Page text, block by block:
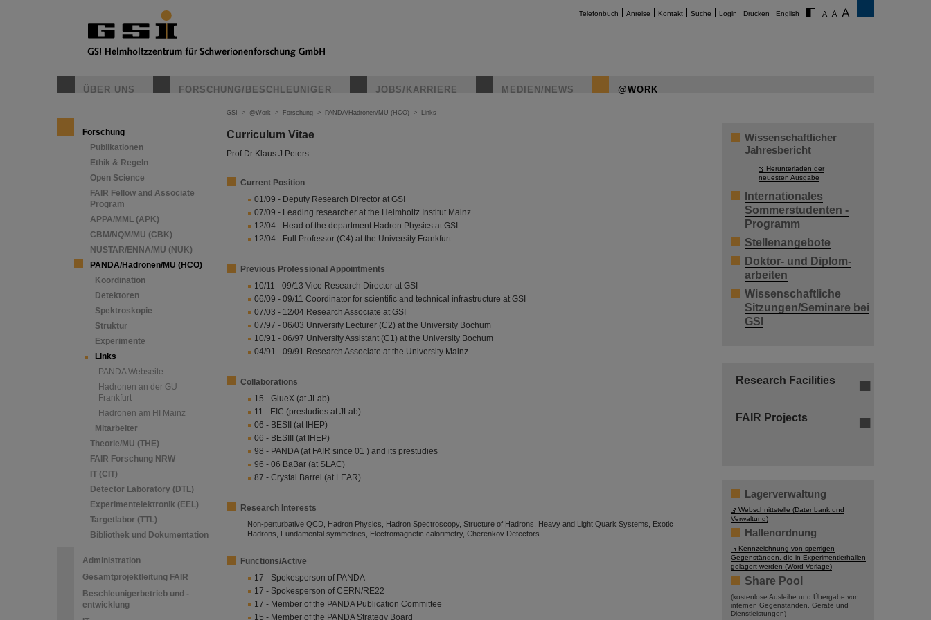
Telefonbuch Anreise Kontakt Suche Login Drucken English
ÜBER UNS FORSCHUNG/BESCHLEUNIGER JOBS/KARRIERE MEDIEN/NEWS @WORK
Forschung
Publikationen
Ethik & Regeln
Open Science
FAIR Fellow and Associate
Program
APPA/MML (APK)
CBM/NQM/MU (CBK)
NUSTAR/ENNA/MU (NUK)
PANDA/Hadronen/MU (HCO)
Koordination
Detektoren
Spektroskopie
Struktur
Experimente
Links
PANDA Webseite
Hadronen an der GU
Frankfurt
Hadronen am HI Mainz
Mitarbeiter
Theorie/MU (THE)
FAIR Forschung NRW
IT (CIT)
Detector Laboratory (DTL)
Experimentelektronik (EEL)
Targetlabor (TTL)
Bibliothek und Dokumentation
Administration
Gesamtprojektleitung FAIR
Beschleunigerbetrieb und -
entwicklung
GSI > @Work > Forschung > PANDA/Hadronen/MU (HCO) > Links
Curriculum Vitae
Prof Dr Klaus J Peters
Current Position
01/09 - Deputy Research Director at GSI
07/09 - Leading researcher at the Helmholtz Institut Mainz
12/04 - Head of the department Hadron Physics at GSI
12/04 - Full Professor (C4) at the University Frankfurt
Previous Professional Appointments
10/11 - 09/13 Vice Research Director at GSI
06/09 - 09/11 Coordinator for scientific and technical infrastructure at GSI
07/03 - 12/04 Research Associate at GSI
07/97 - 06/03 University Lecturer (C2) at the University Bochum
10/91 - 06/97 University Assistant (C1) at the University Bochum
04/91 - 09/91 Research Associate at the University Mainz
Collaborations
15 - GlueX (at JLab)
11 - EIC (prestudies at JLab)
06 - BESII (at IHEP)
06 - BESIII (at IHEP)
98 - PANDA (at FAIR since 01 ) and its prestudies
96 - 06 BaBar (at SLAC)
87 - Crystal Barrel (at LEAR)
Research Interests
Non-perturbative QCD, Hadron Physics, Hadron Spectroscopy, Structure of Hadrons, Heavy and Light Quark Systems, Exotic
Hadrons, Fundamental symmetries, Electromagnetic calorimetry, Cherenkov Detectors
Functions/Active
17 - Spokesperson of PANDA
17 - Spokesperson of CERN/RE22
17 - Member of the PANDA Publication Committee
15 - Member of the PANDA Strategy Board
Wissenschaftlicher
Jahresbericht
Herunterladen der
neuesten Ausgabe
Internationales
Sommerstudenten -
Programm
Stellenangebote
Doktor- und Diplom-
arbeiten
Wissenschaftliche
Sitzungen/Seminare bei
GSI
Research Facilities
FAIR Projects
Lagerverwaltung
Webschnittstelle (Datenbank und
Verwaltung)
Hallenordnung
Kennzeichnung von sperrigen
Gegenständen, die in Experimentierhallen
gelagert werden (Word-Vorlage)
Share Pool
(kostenlose Ausleihe und Übergabe von
internen Gegenständen, Geräte und
Dienstleistungen)